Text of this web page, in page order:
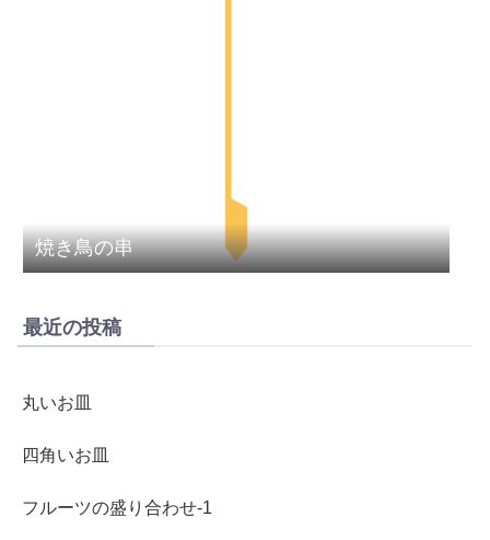
焼き鳥の串
最近の投稿
丸いお皿
四角いお皿
フルーツの盛り合わせ-1